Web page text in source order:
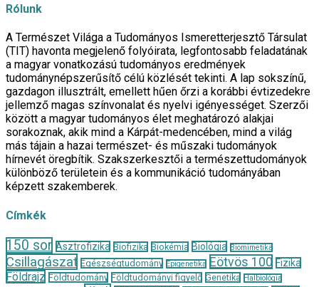
Rólunk
A Természet Világa a Tudományos Ismeretterjesztő Társulat
(TIT) havonta megjelenő folyóirata, legfontosabb feladatának
a magyar vonatkozású tudományos eredmények
tudománynépszerűsítő célú közlését tekinti. A lap sokszínű,
gazdagon illusztrált, emellett hűen őrzi a korábbi évtizedekre
jellemző magas színvonalat és nyelvi igényességet. Szerzői
között a magyar tudományos élet meghatározó alakjai
sorakoznak, akik mind a Kárpát-medencében, mind a világ
más tájain a hazai természet- és műszaki tudományok
hírnevét öregbítik. Szakszerkesztői a természettudományok
különböző területein és a kommunikáció tudományában
képzett szakemberek.
Címkék
150 sor Asztrofizika Biofizika Biokémia Biológia Biomimetika
Csillagászat Egészségtudomány Epigenetika Eötvös 100 Fizika
Földrajz Földtudomány Földtudományi figyelő Genetika
Halbiológia